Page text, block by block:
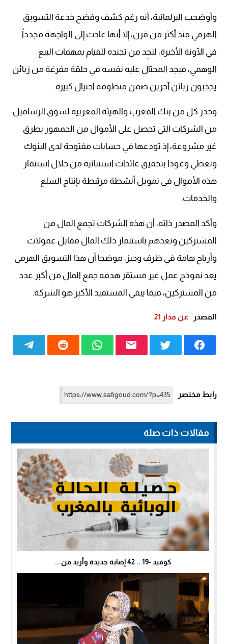
وأوضحت البرلمانية، أنه رغم كشف وفضح خدعة التسويق
الهرمي منذ أكثر من قرن، إلا أنها عادت إلى الواجهة مجدداً
في الآونة الأخيرة، لتجِد من تجنده للقيام بمهمات البيع
الوهمي، فيجد المحتال عليه نفسه في حلقة مفرغة من زبائن
يجذبون زبائن آخرين ضمن منظومة احتيال كبيرة.
وحذر كل من بنك المغرب والهيئة المغربية لسوق الرساميل
من الشركات التي تحصل على الأموال من الجمهور بطرق
غير مشروعة، إذ تودعها في حسابات مفتوحة لدى البنوك
وتعطي وعودا بتحقيق عائدات استثنائية من خلال استثمار
هذه الأموال في تمويل أنشطة مرتبطة بإنتاج السلع
والخدمات.
وأكد المصدر ذاته، أن هذه الشركات تجمع المال من
المشتركين وتعدهم باستثمار ذلك المال مقابل عمولات
وأرباح هامة في ظرف وجيز، موضحا أن هذا التسويق الهرمي
يعد نموذج عمل غير مستقر هدفه جمع المال من أكبر عدد
من المشتركين، فيما يبقى المستفيد الأكبر هو الشركة.
المصدر عن مدار 21
رابط مختصر
مقالات ذات صلة
كوفيد -19 .. 42 إصابة جديدة وأزيد من...